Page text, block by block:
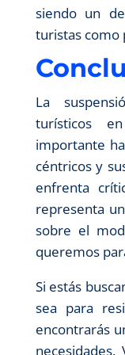
siendo un
turistas como
La
turísticos
importante
céntricos y
enfrenta
representa
sobre el
queremos
Si estás
sea para
encontrarás